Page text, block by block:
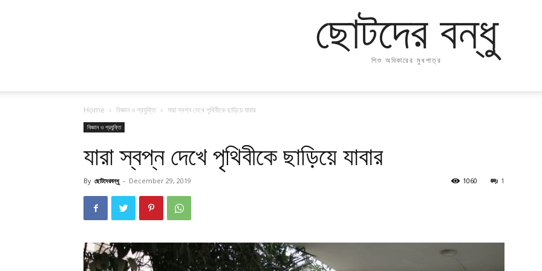
ছোটদের বন্ধু
শিশু অধিকারের মুখপাত্র
Home বিজ্ঞান ও প্রযুক্তি যারা স্বপ্ন দেখে পৃথিবীকে ছাড়িয়ে যাবার
বিজ্ঞান ও প্রযুক্তি
যারা স্বপ্ন দেখে পৃথিবীকে ছাড়িয়ে যাবার
By ছোটদেরবন্ধু - December 29, 2019 1
1060